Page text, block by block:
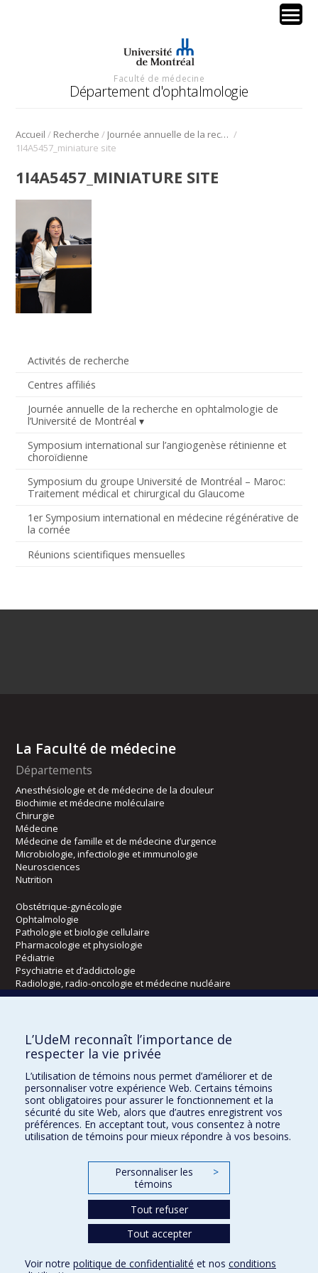
Faculté de médecine
Département d'ophtalmologie
Accueil / Recherche / Journée annuelle de la recherche en ophtalmologie de l’Université de Montréal /
1I4A5457_miniature site
Activités de recherche
Centres affiliés
Journée annuelle de la recherche en ophtalmologie de
l’Université de Montréal
Symposium international sur l’angiogenèse rétinienne et
choroïdienne
Symposium du groupe Université de Montréal – Maroc:
Traitement médical et chirurgical du Glaucome
1er Symposium international en médecine régénérative de
la cornée
Réunions scientifiques mensuelles
1I4A5457_MINIATURE SITE
La Faculté de médecine
Départements
Anesthésiologie et de médecine de la douleur
Biochimie et médecine moléculaire
Chirurgie
Médecine
Médecine de famille et de médecine d’urgence
Microbiologie, infectiologie et immunologie
Neurosciences
Nutrition
Obstétrique-gynécologie
Ophtalmologie
Pathologie et biologie cellulaire
Pharmacologie et physiologie
Pédiatrie
Psychiatrie et d’addictologie
Radiologie, radio-oncologie et médecine nucléaire
Écoles
Kinésiologie et des sciences de l’activité physique
Orthophonie et audiologie
Réadaptation
Directions
DPC
CPASS
L’UdeM reconnaît l’importance de
respecter la vie privée
L’utilisation de témoins nous permet d’améliorer et de
personnaliser votre expérience Web. Certains témoins
sont obligatoires pour assurer le fonctionnement et la
sécurité du site Web, alors que d’autres enregistrent vos
préférences. En acceptant tout, vous consentez à notre
utilisation de témoins pour mieux répondre à vos besoins.
Personnaliser les
témoins
>
Tout refuser
Tout accepter
Voir notre politique de confidentialité et nos conditions